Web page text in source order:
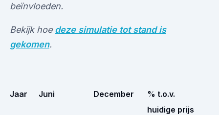
beïnvloeden.
Bekijk hoe deze simulatie tot stand is
gekomen.
Jaar Juni December
% t.o.v.
huidige prijs